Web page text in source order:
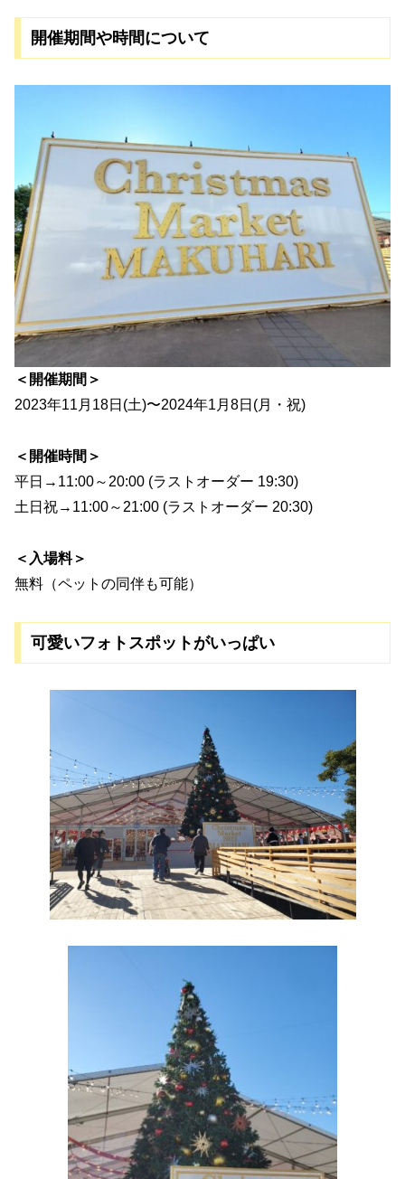
開催期間や時間について
＜開催期間＞
2023年11月18日(土)〜2024年1月8日(月・祝)
＜開催時間＞
平日→11:00～20:00 (ラストオーダー 19:30)
土日祝→11:00～21:00 (ラストオーダー 20:30)
＜入場料＞
無料（ペットの同伴も可能）
可愛いフォトスポットがいっぱい